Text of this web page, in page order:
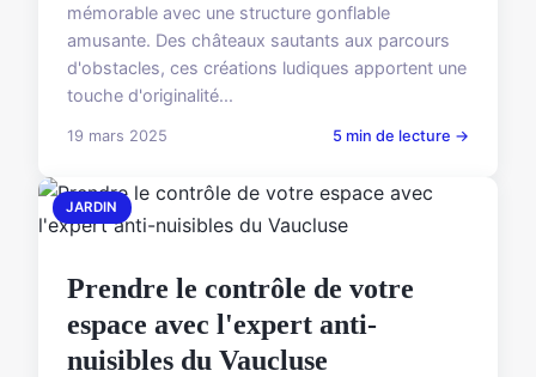
mémorable avec une structure gonflable
amusante. Des châteaux sautants aux parcours
d'obstacles, ces créations ludiques apportent une
touche d'originalité...
19 mars 2025 5 min de lecture →
JARDIN
Prendre le contrôle de votre
espace avec l'expert anti-
nuisibles du Vaucluse